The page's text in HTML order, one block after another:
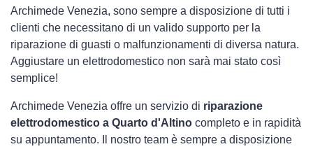
Archimede Venezia, sono sempre a disposizione di tutti i
clienti che necessitano di un valido supporto per la
riparazione di guasti o malfunzionamenti di diversa natura.
Aggiustare un elettrodomestico non sarà mai stato così
semplice!
Archimede Venezia offre un servizio di riparazione
elettrodomestico a Quarto d'Altino completo e in rapidità
su appuntamento. Il nostro team è sempre a disposizione